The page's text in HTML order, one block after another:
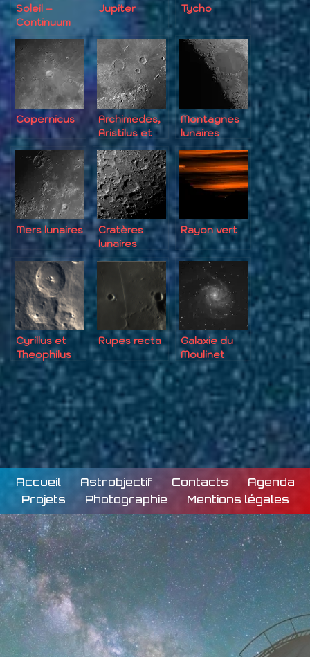
Soleil –
Continuum
Jupiter Tycho
Copernicus
Archimedes,
Aristilus et
Autolycus
Montagnes
lunaires
Mers lunaires
Cratères
lunaires
divers
Rayon vert
Cyrillus et
Theophilus
Rupes recta
Galaxie du
Moulinet
Accueil Astrobjectif Contacts
Agenda
Projets
Photographie Mentions légales